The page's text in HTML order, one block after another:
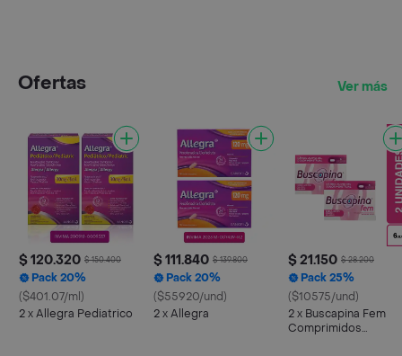
Ofertas Ver más
$ 120.320 $ 150.400
Pack 20%
($401.07/ml)
2 x Allegra Pediatrico
$ 111.840 $ 139.800
Pack 20%
($55920/und)
2 x Allegra
$ 21.150 $ 28.200
Pack 25%
($10575/und)
2 x Buscapina Fem
Comprimidos